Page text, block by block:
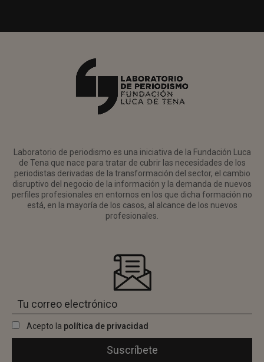
Laboratorio de periodismo es una iniciativa de la Fundación Luca
de Tena que nace para tratar de cubrir las necesidades de los
periodistas derivadas de la transformación del sector, el cambio
disruptivo del negocio de la información y la demanda de nuevos
perfiles profesionales en entornos en los que dicha formación no
está, en la mayoría de los casos, al alcance de los nuevos
profesionales.
Acepto la política de privacidad